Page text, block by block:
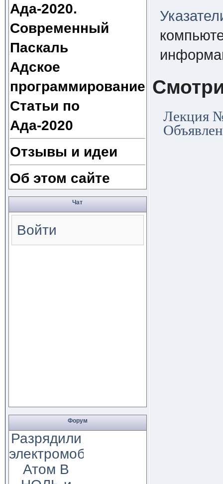
Ада-2020.
Современный
Паскаль
Адское
программирование
Статьи по
Ада-2020
Отзывы и идеи
Об этом сайте
Чат
Войти
Форум
Разрядили
электромобиль
Атом В
Лекция